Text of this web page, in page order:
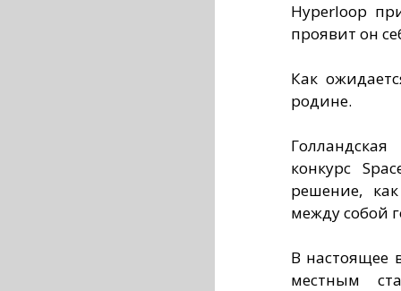
Hyperloop
проявит он
Как
родине.
конкурс
решение,
между собой
В настоящее
местным